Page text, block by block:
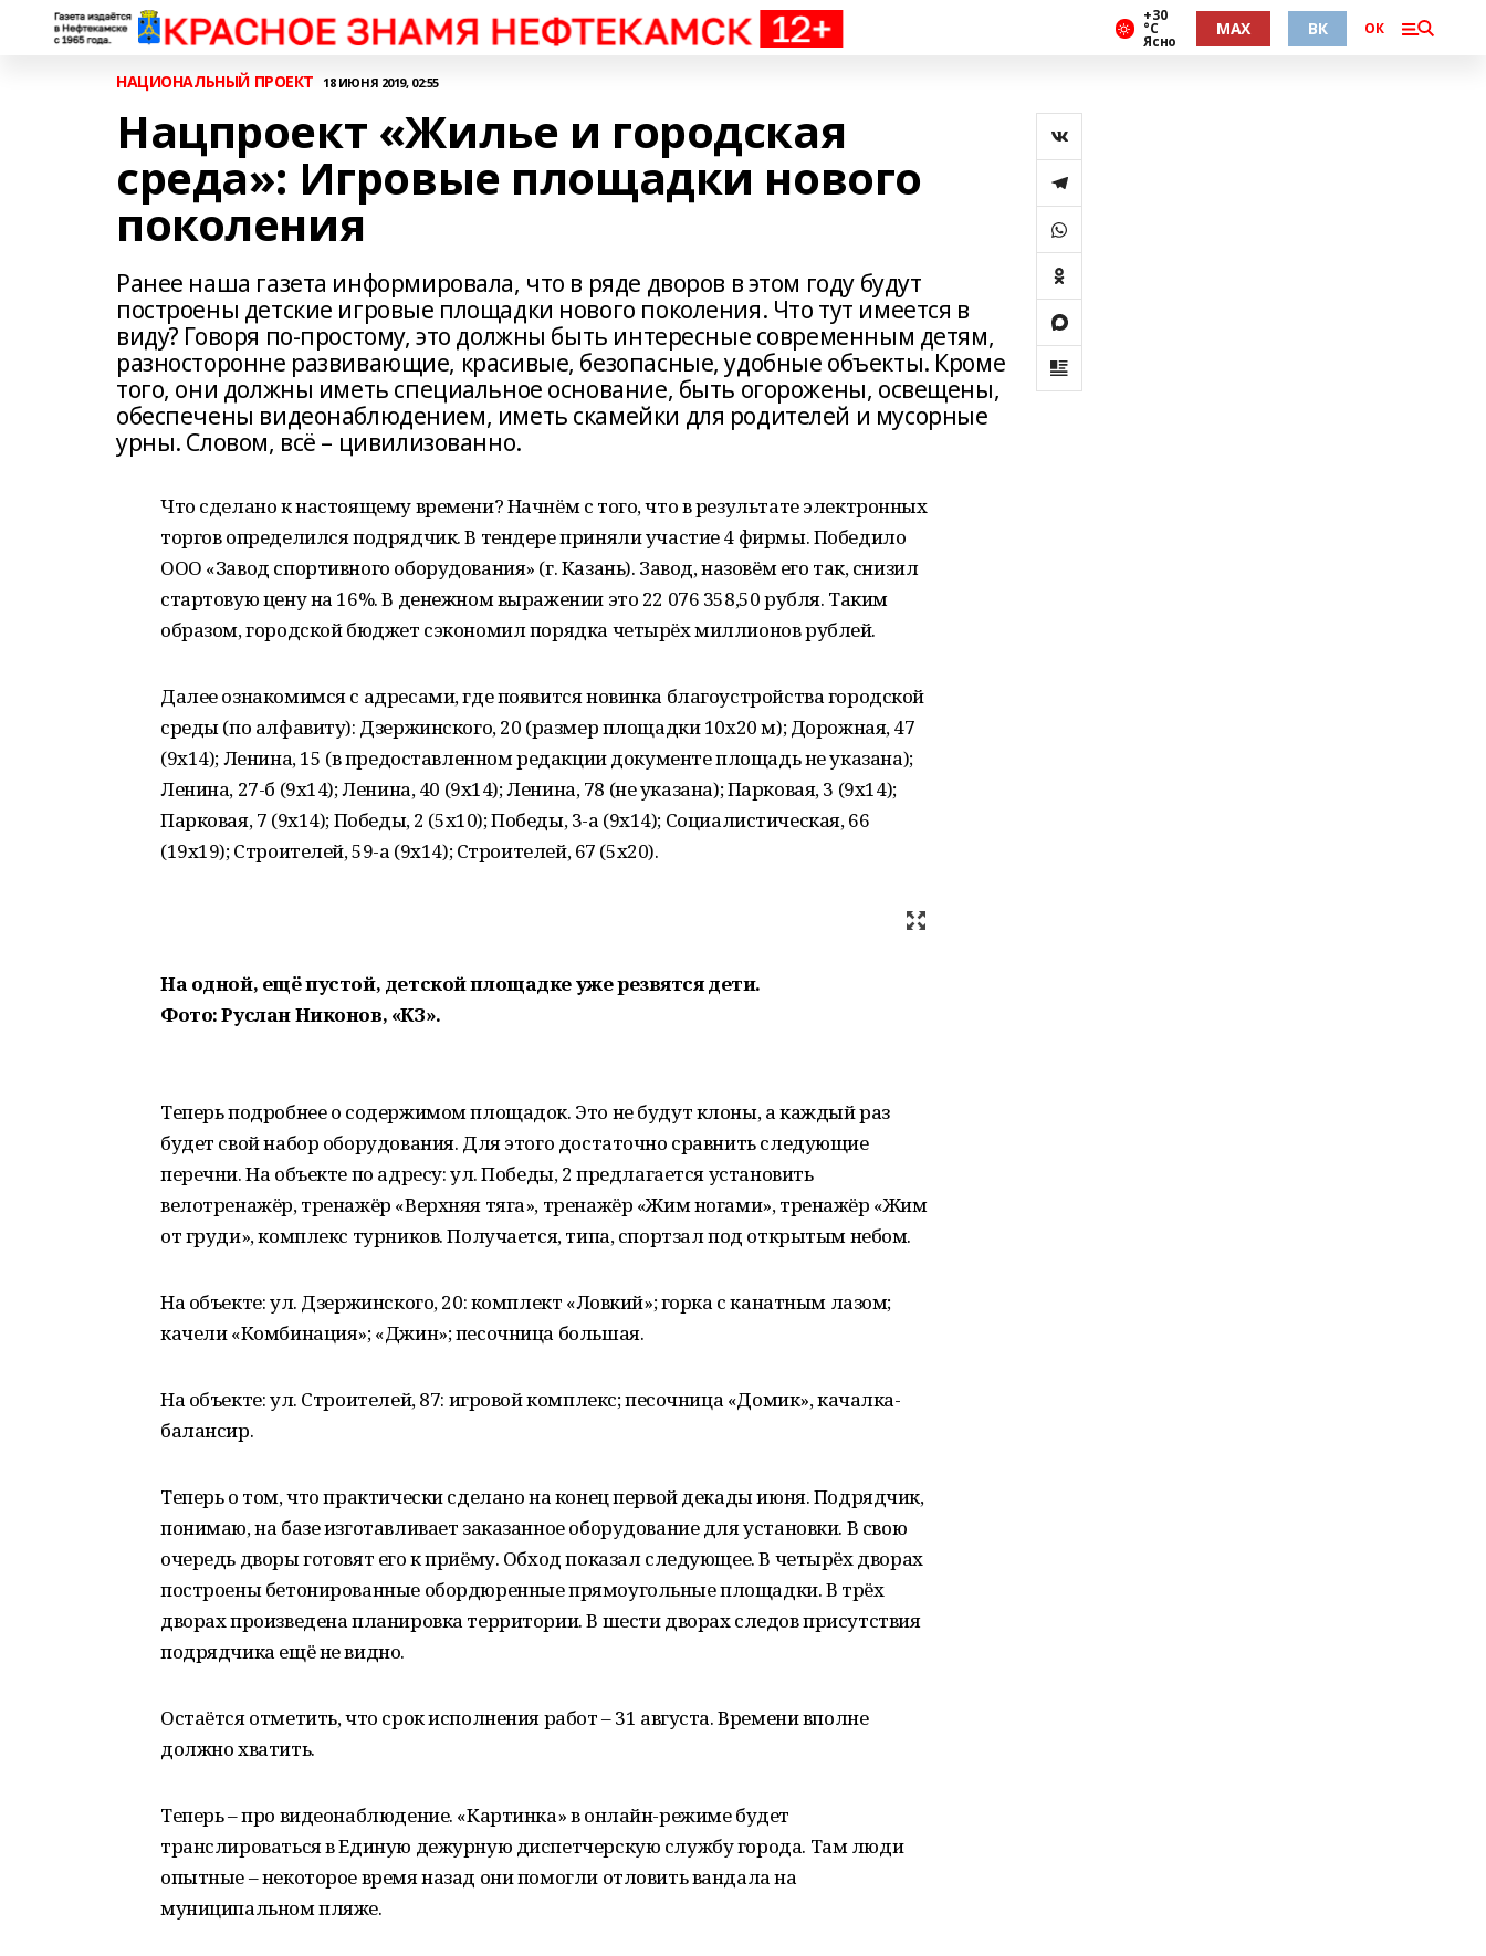
+30
°С
Ясно
MAX ВК ОК
НАЦИОНАЛЬНЫЙ ПРОЕКТ 18 ИЮНЯ 2019, 02:55
Нацпроект «Жилье и городская
среда»: Игровые площадки нового
поколения
Ранее наша газета информировала, что в ряде дворов в этом году будут
построены детские игровые площадки нового поколения. Что тут имеется в
виду? Говоря по-простому, это должны быть интересные современным детям,
разносторонне развивающие, красивые, безопасные, удобные объекты. Кроме
того, они должны иметь специальное основание, быть огорожены, освещены,
обеспечены видеонаблюдением, иметь скамейки для родителей и мусорные
урны. Словом, всё – цивилизованно.
Что сделано к настоящему времени? Начнём с того, что в результате электронных
торгов определился подрядчик. В тендере приняли участие 4 фирмы. Победило
ООО «Завод спортивного оборудования» (г. Казань). Завод, назовём его так, снизил
стартовую цену на 16%. В денежном выражении это 22 076 358,50 рубля. Таким
образом, городской бюджет сэкономил порядка четырёх миллионов рублей.
Далее ознакомимся с адресами, где появится новинка благоустройства городской
среды (по алфавиту): Дзержинского, 20 (размер площадки 10х20 м); Дорожная, 47
(9х14); Ленина, 15 (в предоставленном редакции документе площадь не указана);
Ленина, 27-б (9х14); Ленина, 40 (9х14); Ленина, 78 (не указана); Парковая, 3 (9х14);
Парковая, 7 (9х14); Победы, 2 (5х10); Победы, 3-а (9х14); Социалистическая, 66
(19х19); Строителей, 59-а (9х14); Строителей, 67 (5х20).
На одной, ещё пустой, детской площадке уже резвятся дети.
Фото: Руслан Никонов, «КЗ».
Теперь подробнее о содержимом площадок. Это не будут клоны, а каждый раз
будет свой набор оборудования. Для этого достаточно сравнить следующие
перечни. На объекте по адресу: ул. Победы, 2 предлагается установить
велотренажёр, тренажёр «Верхняя тяга», тренажёр «Жим ногами», тренажёр «Жим
от груди», комплекс турников. Получается, типа, спортзал под открытым небом.
На объекте: ул. Дзержинского, 20: комплект «Ловкий»; горка с канатным лазом;
качели «Комбинация»; «Джин»; песочница большая.
На объекте: ул. Строителей, 87: игровой комплекс; песочница «Домик», качалка-
балансир.
Теперь о том, что практически сделано на конец первой декады июня. Подрядчик,
понимаю, на базе изготавливает заказанное оборудование для установки. В свою
очередь дворы готовят его к приёму. Обход показал следующее. В четырёх дворах
построены бетонированные обордюренные прямоугольные площадки. В трёх
дворах произведена планировка территории. В шести дворах следов присутствия
подрядчика ещё не видно.
Остаётся отметить, что срок исполнения работ – 31 августа. Времени вполне
должно хватить.
Теперь – про видеонаблюдение. «Картинка» в онлайн-режиме будет
транслироваться в Единую дежурную диспетчерскую службу города. Там люди
опытные – некоторое время назад они помогли отловить вандала на
муниципальном пляже.